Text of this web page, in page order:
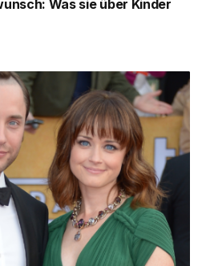
Was sie über Kinder